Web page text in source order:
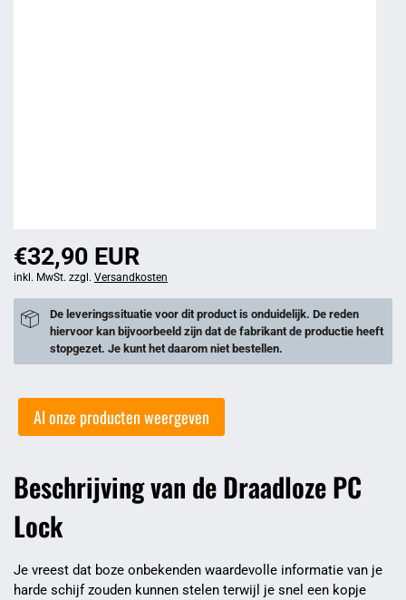
€32,90 EUR
inkl. MwSt. zzgl. Versandkosten
De leveringssituatie voor dit product is onduidelijk. De reden
hiervoor kan bijvoorbeeld zijn dat de fabrikant de productie heeft
stopgezet. Je kunt het daarom niet bestellen.
Al onze producten weergeven
Beschrijving van de Draadloze PC
Lock
Je vreest dat boze onbekenden waardevolle informatie van je
harde schijf zouden kunnen stelen terwijl je snel een kopje